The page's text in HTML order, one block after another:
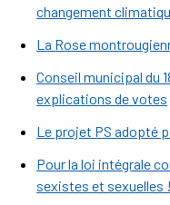
changement
La Rose
Conseil municipal du
explications de votes
Le projet PS adopté
Pour la loi intégrale
sexistes et sexuelles !